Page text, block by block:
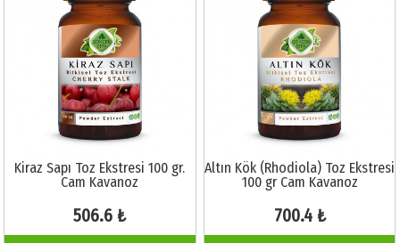
Kiraz Sapı Toz Ekstresi 100 gr.
Cam Kavanoz
506.6 ₺
Altın Kök (Rhodiola) Toz Ekstresi
100 gr Cam Kavanoz
700.4 ₺